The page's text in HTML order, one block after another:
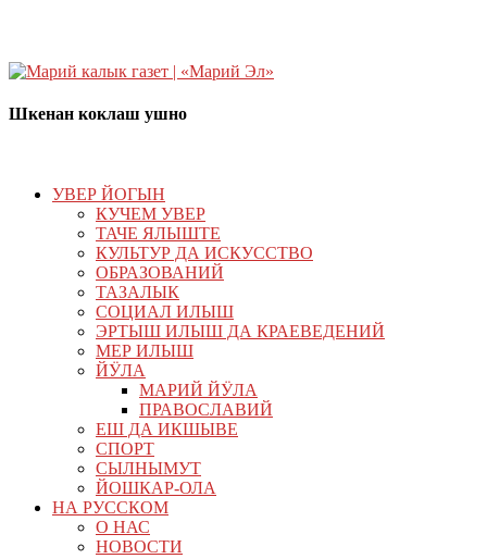
Шкенан коклаш ушно
УВЕР ЙОГЫН
КУЧЕМ УВЕР
ТАЧЕ ЯЛЫШТЕ
КУЛЬТУР ДА ИСКУССТВО
ОБРАЗОВАНИЙ
ТАЗАЛЫК
СОЦИАЛ ИЛЫШ
ЭРТЫШ ИЛЫШ ДА КРАЕВЕДЕНИЙ
МЕР ИЛЫШ
ЙӰЛА
МАРИЙ ЙӰЛА
ПРАВОСЛАВИЙ
ЕШ ДА ИКШЫВЕ
СПОРТ
СЫЛНЫМУТ
ЙОШКАР-ОЛА
НА РУССКОМ
О НАС
НОВОСТИ